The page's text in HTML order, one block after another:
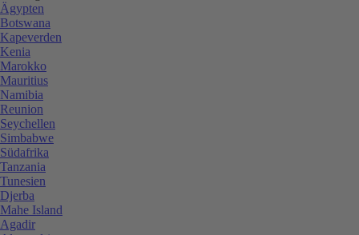
Ägypten
Botswana
Kapeverden
Kenia
Marokko
Mauritius
Namibia
Reunion
Seychellen
Simbabwe
Südafrika
Tanzania
Tunesien
Djerba
Mahe Island
Agadir